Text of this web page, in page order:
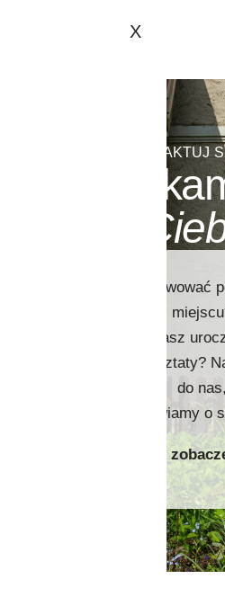
X
SKONTAKTUJ
Chcesz zarezerwować
A może szukasz
kreatywne warsztaty?
do nas,
porozmawiamy o
Do